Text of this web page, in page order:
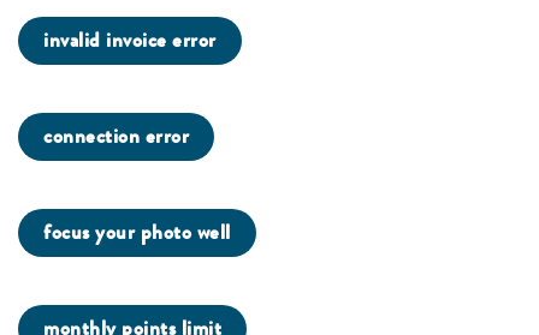
invalid invoice error
connection error
focus your photo well
monthly points limit